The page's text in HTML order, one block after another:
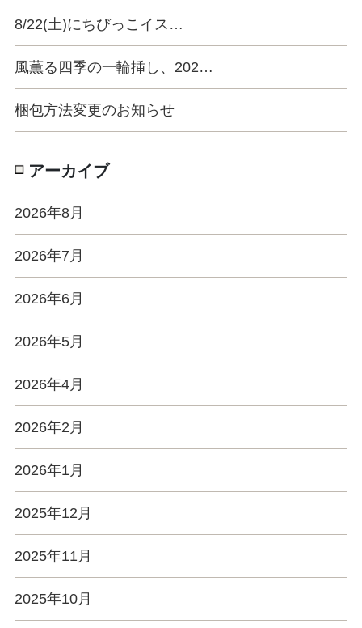
8/22(土)にちびっこイス…
風薫る四季の一輪挿し、202…
梱包方法変更のお知らせ
アーカイブ
2026年8月
2026年7月
2026年6月
2026年5月
2026年4月
2026年2月
2026年1月
2025年12月
2025年11月
2025年10月